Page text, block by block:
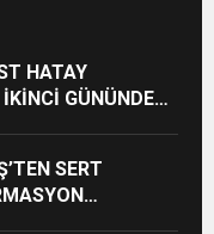
HATAY
İKİNCİ GÜNÜNDE
SERT